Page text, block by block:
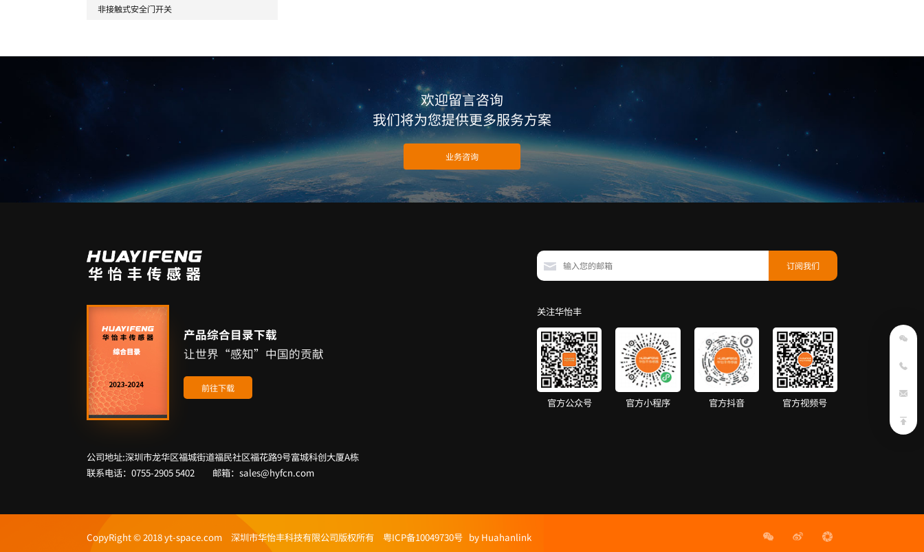
非接触式安全门开关
欢迎留言咨询
我们将为您提供更多服务方案
业务咨询
产品综合目录下载
让世界“感知”中国的贡献
前往下载
公司地址:深圳市龙华区福城街道福民社区福花路9号富城科创大厦A栋
联系电话：0755-2905 5402 邮箱：sales@hyfcn.com
关注华怡丰
官方公众号 官方小程序 官方抖音 官方视频号
CopyRight © 2018 yt-space.com 深圳市华怡丰科技有限公司版权所有 粤ICP备10049730号 by Huahanlink